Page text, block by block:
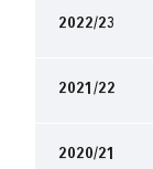
2022/23
2021/22
2020/21